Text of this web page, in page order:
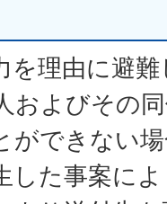
を理由に避
およびその
ができない
した事案に